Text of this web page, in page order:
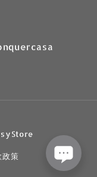
政策